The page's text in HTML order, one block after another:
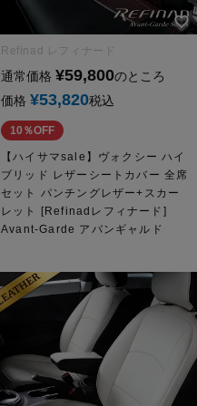
Refinad レフィナード
通常価格 ¥59,800のところ
価格 ¥53,820税込
10％OFF
【ハイサマsale】ヴォクシー ハイ
ブリッド レザーシートカバー 全席
セット パンチングレザー+スカー
レット [Refinadレフィナード]
Avant-Garde アバンギャルド